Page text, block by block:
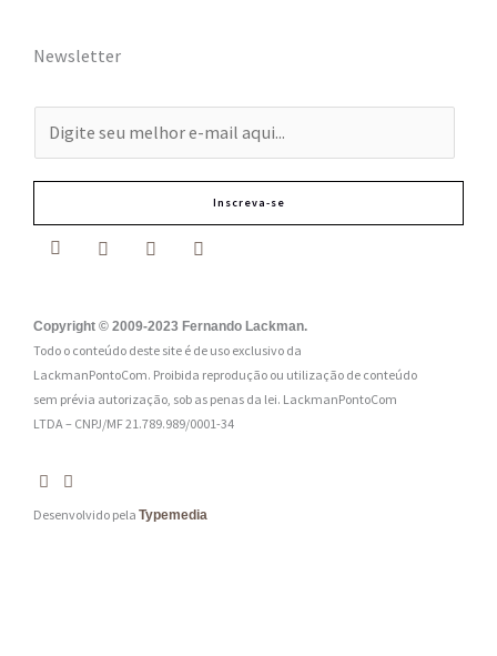
Newsletter
-
m
a
:
*
Inscreva-se
Copyright © 2009-2023 Fernando Lackman.
Todo o conteúdo deste site é de uso exclusivo da
LackmanPontoCom. Proibida reprodução ou utilização de conteúdo
sem prévia autorização, sob as penas da lei. LackmanPontoCom
LTDA – CNPJ/MF 21.789.989/0001-34
Desenvolvido pela Typemedia